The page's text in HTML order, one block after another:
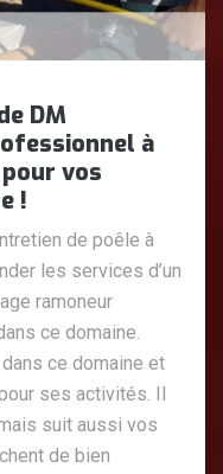
DM
à
vos
!
de poêle à
les services d’un
ramoneur
ce domaine.
ce domaine et
ses activités. Il
suit aussi vos
de bien